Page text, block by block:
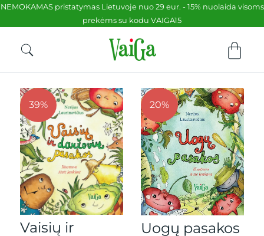
NEMOKAMAS pristatymas Lietuvoje nuo 29 eur. - 15% nuolaida visoms
prekėms su kodu VAIGA15
Vaisių ir
39%
Uogų pasakos
20%